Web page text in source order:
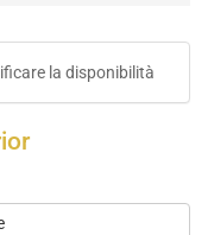
la disponibilità